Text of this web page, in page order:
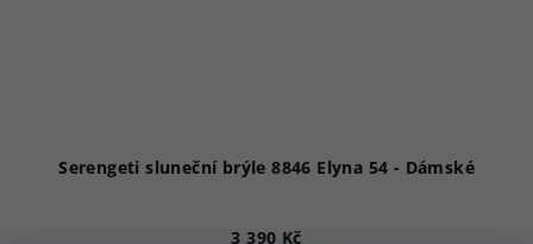
Serengeti sluneční brýle 8846 Elyna 54 - Dámské
3 390 Kč